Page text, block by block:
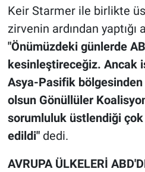
Keir Starmer ile birlikte
zirvenin ardından yaptığı
"Önümüzdeki günlerde
kesinleştireceğiz. Ancak
Asya-Pasifik
olsun Gönüllüler
sorumluluk üstlendiği
edildi"dedi.
AVRUPA ÜLKELERİ